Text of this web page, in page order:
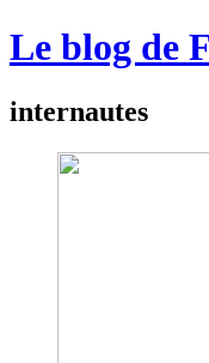
Le blog de
internautes